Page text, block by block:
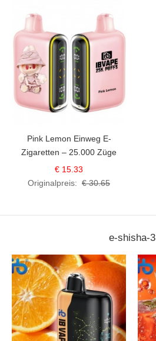
Pink Lemon Einweg E-
Zigaretten – 25.000 Züge
€ 15.33
Originalpreis: € 30.65
e-shisha-3